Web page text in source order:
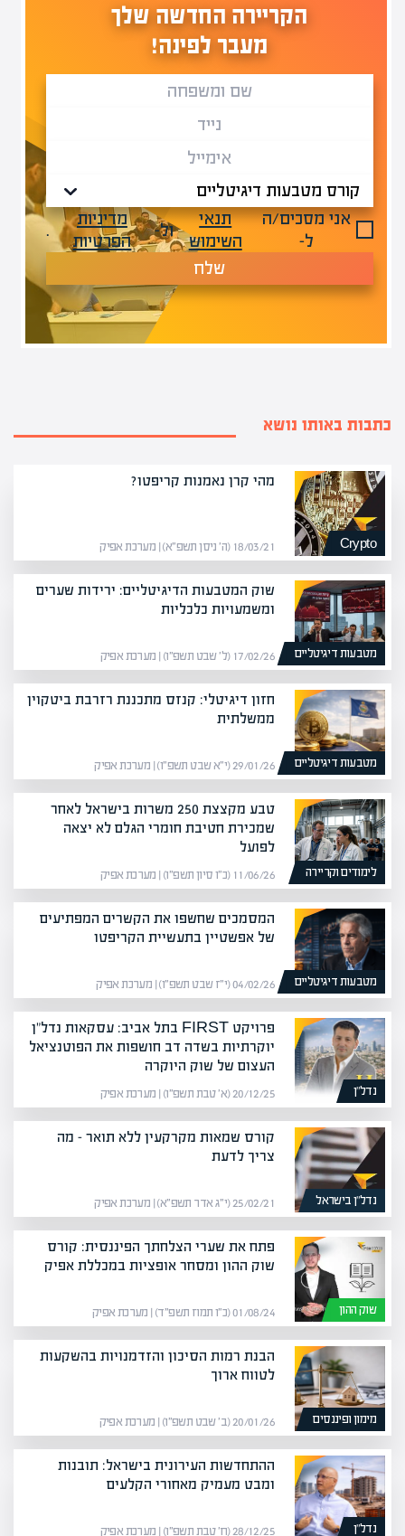
הקריירה החדשה שלך
מעבר לפינה!
אני מסכים/ה
ל-
תנאי
השימוש
ול-
מדיניות
הפרטיות
.
שלח
כתבות באותו נושא
Crypto
מהי קרן נאמנות קריפטו?
18/03/21 (ה׳ ניסן תשפ״א) | מערכת אפיק
מטבעות דיגיטליים
שוק המטבעות הדיגיטליים: ירידות שערים
ומשמעויות כלכליות
17/02/26 (ל׳ שבט תשפ״ו) | מערכת אפיק
מטבעות דיגיטליים
חזון דיגיטלי: קנזס מתכננת רזרבת ביטקוין
ממשלתית
29/01/26 (י״א שבט תשפ״ו) | מערכת אפיק
לימודים וקריירה
טבע מקצצת 250 משרות בישראל לאחר
שמכירת חטיבת חומרי הגלם לא יצאה
לפועל
11/06/26 (כ״ו סיון תשפ״ו) | מערכת אפיק
מטבעות דיגיטליים
המסמכים שחשפו את הקשרים המפתיעים
של אפשטיין בתעשיית הקריפטו
04/02/26 (י״ז שבט תשפ״ו) | מערכת אפיק
נדל”ן
פרויקט FIRST בתל אביב: עסקאות נדל"ן
יוקרתיות בשדה דב חושפות את הפוטנציאל
העצום של שוק היוקרה
20/12/25 (א׳ טבת תשפ״ו) | מערכת אפיק
נדל”ן בישראל
קורס שמאות מקרקעין ללא תואר – מה
צריך לדעת
25/02/21 (י״ג אדר תשפ״א) | מערכת אפיק
שוק ההון
פתח את שערי הצלחתך הפיננסית: קורס
שוק ההון ומסחר אופציות במכללת אפיק
01/08/24 (כ״ו תמוז תשפ״ד) | מערכת אפיק
מימון ופיננסים
הבנת רמות הסיכון והזדמנויות בהשקעות
לטווח ארוך
20/01/26 (ב׳ שבט תשפ״ו) | מערכת אפיק
נדל”ן
ההתחדשות העירונית בישראל: תובנות
ומבט מעמיק מאחורי הקלעים
28/12/25 (ח׳ טבת תשפ״ו) | מערכת אפיק